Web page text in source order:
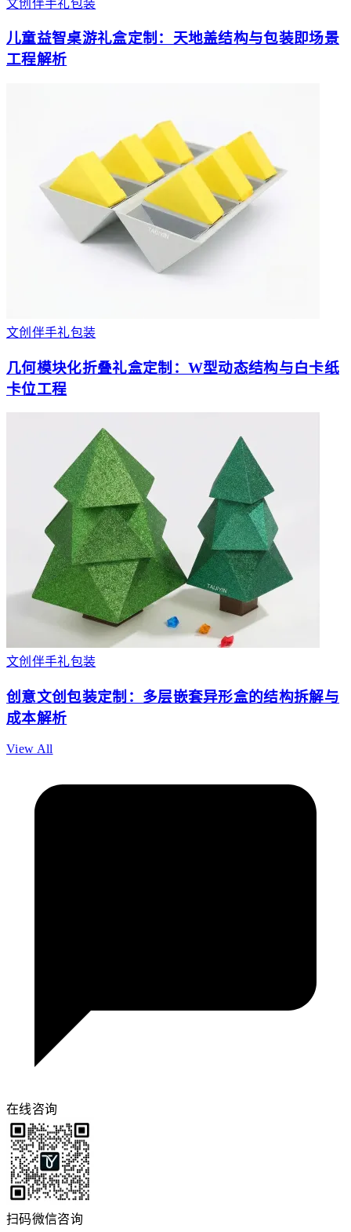
文创伴手礼包装
儿童益智桌游礼盒定制：天地盖结构与包装即场景
工程解析
文创伴手礼包装
几何模块化折叠礼盒定制：W型动态结构与白卡纸
卡位工程
文创伴手礼包装
创意文创包装定制：多层嵌套异形盒的结构拆解与
成本解析
View All
在线咨询
扫码微信咨询